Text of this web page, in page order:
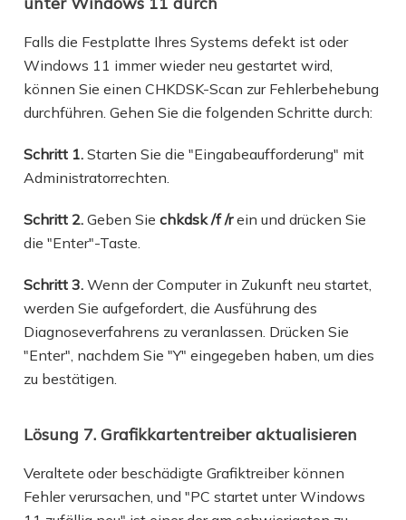
Falls die Festplatte Ihres Systems defekt ist oder
Windows 11 immer wieder neu gestartet wird,
können Sie einen CHKDSK-Scan zur Fehlerbehebung
durchführen. Gehen Sie die folgenden Schritte durch:
Schritt 1.Starten Sie die "Eingabeaufforderung" mit
Administratorrechten.
Schritt 2. Geben Siechkdsk /f /rein und drücken Sie
die "Enter"-Taste.
Schritt 3.Wenn der Computer in Zukunft neu startet,
werden Sie aufgefordert, die Ausführung des
Diagnoseverfahrens zu veranlassen. Drücken Sie
"Enter", nachdem Sie "Y" eingegeben haben, um dies
zu bestätigen.
Lösung 7. Grafikkartentreiber aktualisieren
Veraltete oder beschädigte Grafiktreiber können
Fehler verursachen, und "PC startet unter Windows